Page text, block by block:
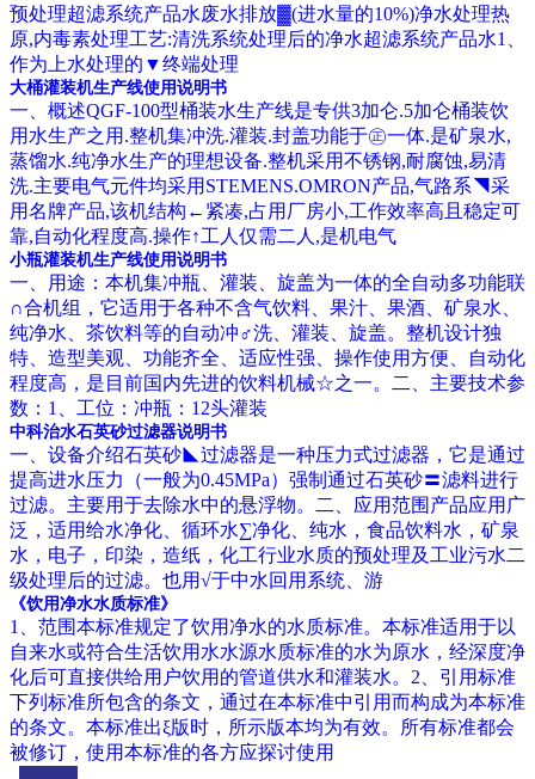
预处理超滤系统产品水废水排放▓(进水量的10%)净水处理热
原,内毒素处理工艺:清洗系统处理后的净水超滤系统产品水1、
作为上水处理的▼终端处理
大桶灌装机生产线使用说明书
一、概述QGF-100型桶装水生产线是专供3加仑.5加仑桶装饮
用水生产之用.整机集冲洗.灌装.封盖功能于㊣一体.是矿泉水,
蒸馏水.纯净水生产的理想设备.整机采用不锈钢,耐腐蚀,易清
洗.主要电气元件均采用STEMENS.OMRON产品,气路系◥采
用名牌产品,该机结构←紧凑,占用厂房小,工作效率高且稳定可
靠,自动化程度高.操作↑工人仅需二人,是机电气
小瓶灌装机生产线使用说明书
一、用途：本机集冲瓶、灌装、旋盖为一体的全自动多功能联
∩合机组，它适用于各种不含气饮料、果汁、果酒、矿泉水、
纯净水、茶饮料等的自动冲♂洗、灌装、旋盖。整机设计独
特、造型美观、功能齐全、适应性强、操作使用方便、自动化
程度高，是目前国内先进的饮料机械☆之一。二、主要技术参
数：1、工位：冲瓶：12头灌装
中科治水石英砂过滤器说明书
一、设备介绍石英砂◣过滤器是一种压力式过滤器，它是通过
提高进水压力（一般为0.45MPa）强制通过石英砂〓滤料进行
过滤。主要用于去除水中的悬浮物。二、应用范围产品应用广
泛，适用给水净化、循环水∑净化、纯水，食品饮料水，矿泉
水，电子，印染，造纸，化工行业水质的预处理及工业污水二
级处理后的过滤。也用√于中水回用系统、游
《饮用净水水质标准》
1、范围本标准规定了饮用净水的水质标准。本标准适用于以
自来水或符合生活饮用水水源水质标准的水为原水，经深度净
化后可直接供给用户饮用的管道供水和灌装水。2、引用标准
下列标准所包含的条文，通过在本标准中引用而构成为本标准
的条文。本标准出ξ版时，所示版本均为有效。所有标准都会
被修订，使用本标准的各方应探讨使用